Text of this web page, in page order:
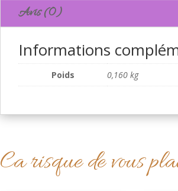
Avis (0)
Informations
Poids 0,160 kg
Ca risque de vous